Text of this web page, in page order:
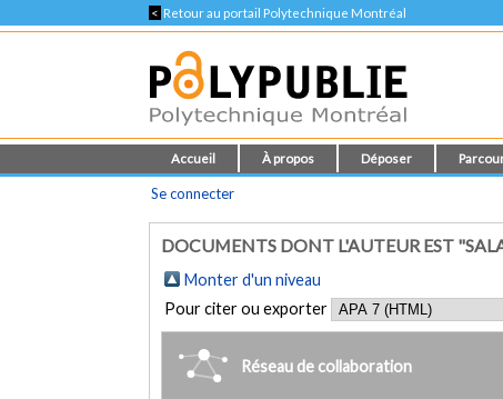
< Retour au portail Polytechnique Montréal
Accueil À propos Déposer
Se connecter
DOCUMENTS DONT L'AUTEUR EST
Monter d'un niveau
Pour citer ou exporter
Réseau de collaboration